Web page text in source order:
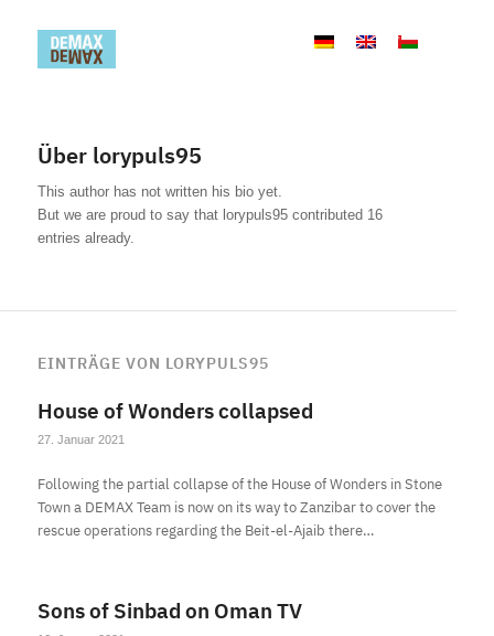
Über lorypuls95
This author has not written his bio yet.
But we are proud to say that lorypuls95contributed 16
entries already.
EINTRÄGE VON LORYPULS95
House of Wonders collapsed
27. Januar 2021
Following the partial collapse of the House of Wonders in Stone
Town a DEMAX Team is now on its way to Zanzibar to cover the
rescue operations regarding the Beit-el-Ajaib there…
Sons of Sinbad on Oman TV